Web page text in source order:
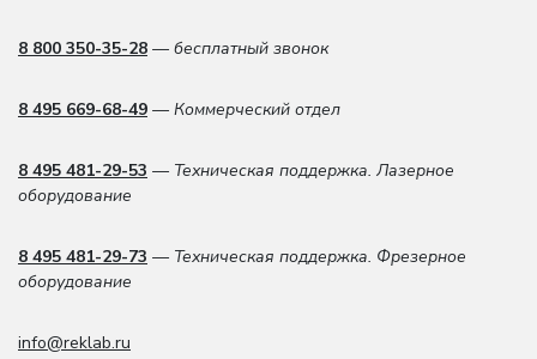
8 800 350-35-28 — бесплатный звонок
8 495 669-68-49 — Коммерческий отдел
8 495 481-29-53 — Техническая поддержка. Лазерное
оборудование
8 495 481-29-73 — Техническая поддержка. Фрезерное
оборудование
info@reklab.ru